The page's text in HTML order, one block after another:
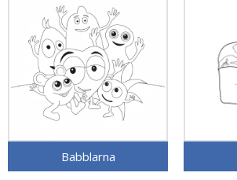
Babblarna